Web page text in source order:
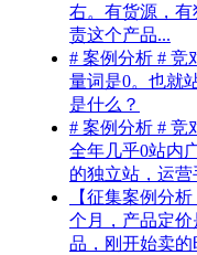
右。有货源，
责这个产品...
# 案例分析 # 竞
量词是0。也就
是什么？
# 案例分析 # 竞
全年几乎0站内
的独立站，运
【征集案例分
个月，产品定
品，刚开始卖